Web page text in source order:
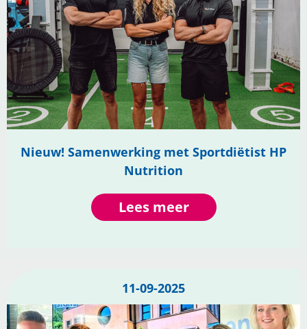
Nieuw! Samenwerking met Sportdiëtist HP
Nutrition
Lees meer
11-09-2025